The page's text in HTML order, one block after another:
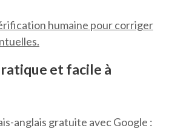
humaine pour corriger
et facile à
anglais gratuite avec Google :